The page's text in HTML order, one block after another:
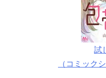
試
（コミック